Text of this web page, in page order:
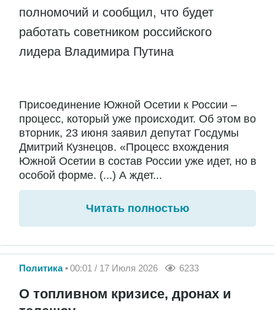
полномочий и сообщил, что будет
работать советником российского
лидера Владимира Путина
Присоединение Южной Осетии к России –
процесс, который уже происходит. Об этом во
вторник, 23 июня заявил депутат Госдумы
Дмитрий Кузнецов. «Процесс вхождения
Южной Осетии в состав России уже идет, но в
особой форме. (...) А ждет...
Читать полностью
Политика 00:01 / 17 Июля 2026 6233
О топливном кризисе, дронах и